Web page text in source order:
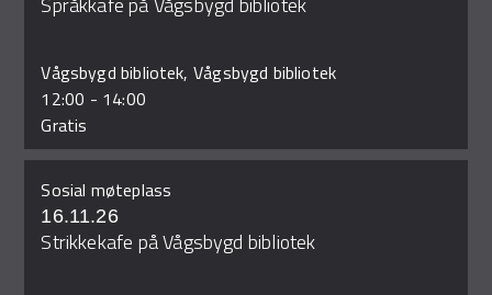
Vågsbygd bibliotek, Vågsbygd bibliotek
12:00 - 14:00
Gratis
Sosial møteplass
16.11.26
Strikkekafe på Vågsbygd bibliotek